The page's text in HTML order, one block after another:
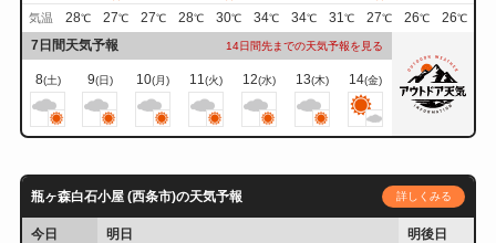
気温 28℃ 27℃ 27℃ 28℃ 30℃ 34℃ 34℃ 31℃ 27℃ 26℃ 26℃
7日間天気予報 14日間先までの天気予報を見る
8(土) 9(日) 10(月) 11(火) 12(水) 13(木) 14(金)
瓶ヶ森白石小屋 (西条市)の天気予報 詳しくみる
今日 明日
明後日